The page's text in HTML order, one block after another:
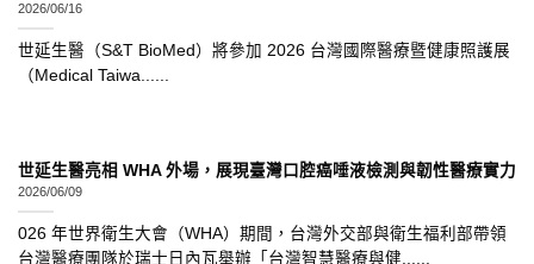
2026/06/16
世延生醫（S&T BioMed）將參加 2026 台灣國際醫療暨健康照護展
（Medical Taiwa......
世延生醫亮相 WHA 外場，展現臺灣口腔癌唾液檢測與韌性醫療實力
2026/06/09
026 年世界衛生大會（WHA）期間，台灣外交部與衛生福利部帶領
台灣醫療團隊於瑞士日內瓦舉辦「台灣智慧醫療與健......